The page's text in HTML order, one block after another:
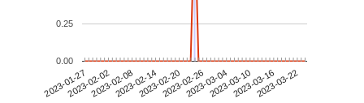
2023-01-272023-02-022023-02-082023-02-142023-02-202023-02-262023-03-042023-03-102023-03-162023-03-22
0.00
0.25